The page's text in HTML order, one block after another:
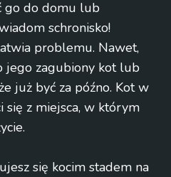
go do domu lub
schronisko!
problemu. Nawet,
jego zagubiony kot lub
już być za późno. Kot w
się z miejsca, w którym
się kocim stadem na